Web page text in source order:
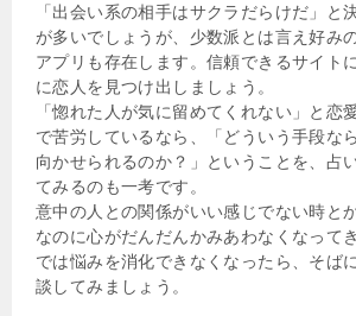
「出会い系の相手はサクラだらけだ」と
が多いでしょうが、少数派とは言え好み
アプリも存在します。信頼できるサイト
に恋人を見つけ出しましょう。
「惚れた人が気に留めてくれない」と恋
で苦労しているなら、「どういう手段な
向かせられるのか？」ということを、占
てみるのも一考です。
意中の人との関係がいい感じでない時と
なのに心がだんだんかみあわなくなって
では悩みを消化できなくなったら、そば
談してみましょう。